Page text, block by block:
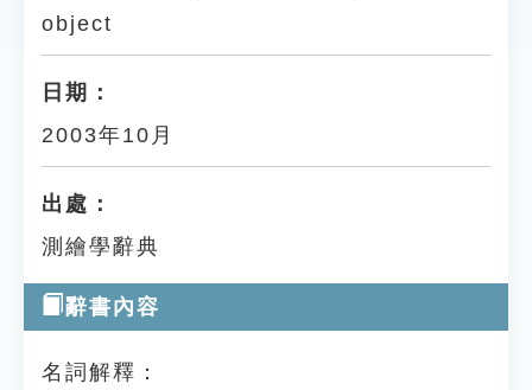
object
日期：
2003年10月
出處：
測繪學辭典
辭書內容
名詞解釋：